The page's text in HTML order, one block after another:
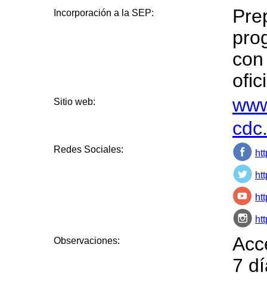
Incorporación a la SEP:
Sitio web:
Redes Sociales:
Observaciones:
7